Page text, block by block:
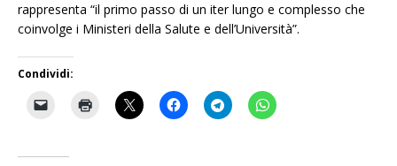
rappresenta “il primo passo di un iter lungo e complesso che
coinvolge i Ministeri della Salute e dell’Università”.
Condividi: